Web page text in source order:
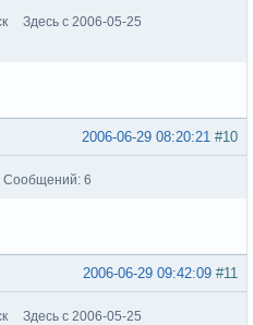
Здесь с 2006-05-25
#10
2006-06-29 08:20:21
Сообщений: 6
#11
2006-06-29 09:42:09
Здесь с 2006-05-25